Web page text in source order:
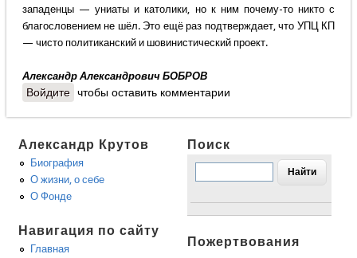
западенцы — униаты и католики, но к ним почему-то никто с
благословением не шёл. Это ещё раз подтверждает, что УПЦ КП
— чисто политиканский и шовинистический проект.
Александр Александрович БОБРОВ
Войдите чтобы оставить комментарии
Александр Крутов
Биография
О жизни, о себе
О Фонде
Навигация по сайту
Главная
Поиск
Пожертвования